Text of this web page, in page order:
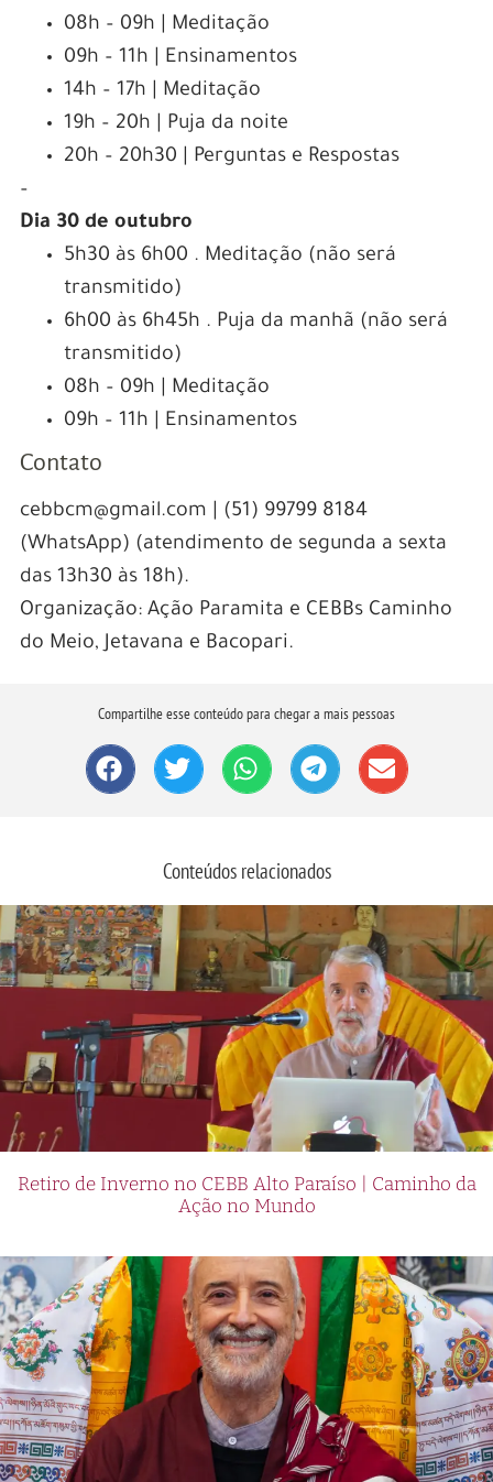
08h – 09h | Meditação
09h – 11h | Ensinamentos
14h – 17h | Meditação
19h – 20h | Puja da noite
20h – 20h30 | Perguntas e Respostas
–
Dia 30 de outubro
5h30 às 6h00 . Meditação (não será
transmitido)
6h00 às 6h45h . Puja da manhã (não será
transmitido)
08h – 09h | Meditação
09h – 11h | Ensinamentos
Contato
cebbcm@gmail.com | (51) 99799 8184
(WhatsApp) (atendimento de segunda a sexta
das 13h30 às 18h).
Organização: Ação Paramita e CEBBs Caminho
do Meio, Jetavana e Bacopari.
Compartilhe esse conteúdo para chegar a mais pessoas
Conteúdos relacionados
Retiro de Inverno no CEBB Alto Paraíso | Caminho da
Ação no Mundo